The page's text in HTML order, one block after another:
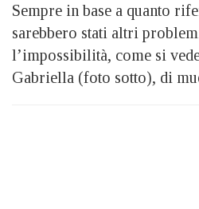
Sempre in base a quanto
sarebbero stati altri
l’impossibilità, come si
Gabriella (foto sotto), di